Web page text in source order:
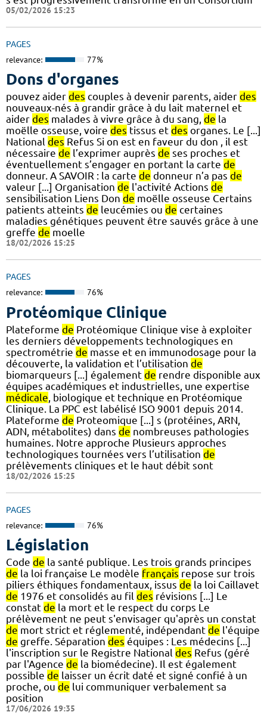
05/02/2026 15:23
PAGES
relevance: 77%
Dons d'organes
pouvez aider des couples à devenir parents, aider des
nouveaux-nés à grandir grâce à du lait maternel et
aider des malades à vivre grâce à du sang, de la
moëlle osseuse, voire des tissus et des organes. Le [...]
National des Refus Si on est en faveur du don , il est
nécessaire de l’exprimer auprès de ses proches et
éventuellement s’engager en portant la carte de
donneur. A SAVOIR : la carte de donneur n’a pas de
valeur [...] Organisation de l'activité Actions de
sensibilisation Liens Don de moëlle osseuse Certains
patients atteints de leucémies ou de certaines
maladies génétiques peuvent être sauvés grâce à une
greffe de moelle
18/02/2026 15:25
PAGES
relevance: 76%
Protéomique Clinique
Plateforme de Protéomique Clinique vise à exploiter
les derniers développements technologiques en
spectrométrie de masse et en immunodosage pour la
découverte, la validation et l’utilisation de
biomarqueurs [...] également de rendre disponible aux
équipes académiques et industrielles, une expertise
médicale , biologique et technique en Protéomique
Clinique. La PPC est labélisé ISO 9001 depuis 2014.
Plateforme de Proteomique [...] s (protéines, ARN,
ADN, métabolites) dans de nombreuses pathologies
humaines. Notre approche Plusieurs approches
technologiques tournées vers l’utilisation de
prélèvements cliniques et le haut débit sont
18/02/2026 15:25
PAGES
relevance: 76%
Législation
Code de la santé publique. Les trois grands principes
de la loi française Le modèle français repose sur trois
piliers éthiques fondamentaux, issus de la loi Caillavet
de 1976 et consolidés au fil des révisions [...] Le
constat de la mort et le respect du corps Le
prélèvement ne peut s'envisager qu'après un constat
de mort strict et réglementé, indépendant de l'équipe
de greffe. Séparation des équipes : Les médecins [...]
l'inscription sur le Registre National des Refus (géré
par l'Agence de la biomédecine). Il est également
possible de laisser un écrit daté et signé confié à un
proche, ou de lui communiquer verbalement sa
position
17/06/2026 19:35